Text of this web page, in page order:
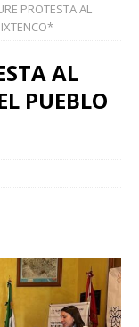
PROTESTA AL
AL
PUEBLO